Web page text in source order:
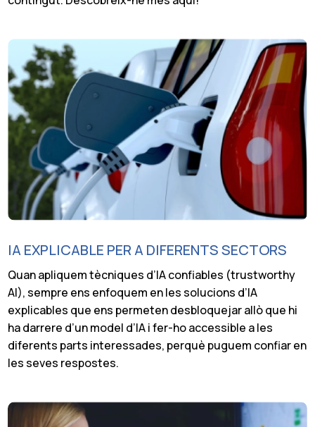
IA EXPLICABLE PER A DIFERENTS SECTORS
Quan apliquem tècniques d’IA confiables (trustworthy
AI), sempre ens enfoquem en les solucions d’IA
explicables que ens permeten desbloquejar allò que hi
ha darrere d’un model d’IA i fer-ho accessible a les
diferents parts interessades, perquè puguem confiar en
les seves respostes.